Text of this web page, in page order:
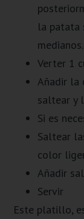
la patata
medianos.
Verter 1
Añadir la
saltear y
Si es
Saltear
color
Añadir
Servir
Este platillo,